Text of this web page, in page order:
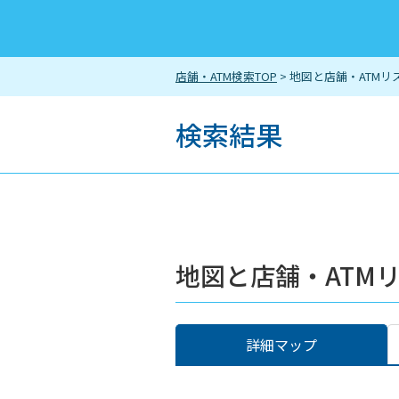
店舗・ATM検索TOP > 地図と店舗・ATMリ
検索結果
地図と店舗・ATM
詳細マップ